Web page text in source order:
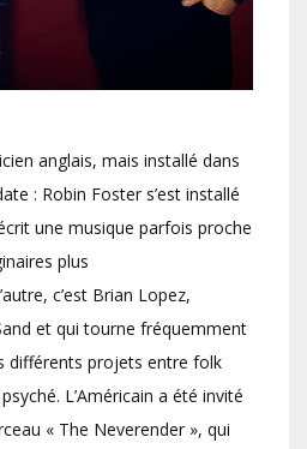
anglais, mais installé dans
: Robin Foster s’est installé
une musique parfois proche
plus
c’est Brian Lopez,
et qui tourne fréquemment
différents projets entre folk
L’Américain a été invité
« The Neverender », qui